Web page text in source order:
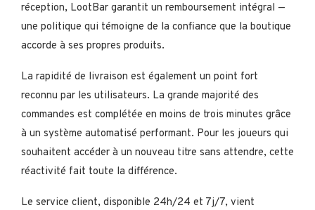
réception, LootBar garantit un remboursement intégral —
une politique qui témoigne de la confiance que la boutique
accorde à ses propres produits.
La rapidité de livraison est également un point fort
reconnu par les utilisateurs. La grande majorité des
commandes est complétée en moins de trois minutes grâce
à un système automatisé performant. Pour les joueurs qui
souhaitent accéder à un nouveau titre sans attendre, cette
réactivité fait toute la différence.
Le service client, disponible 24h/24 et 7j/7, vient